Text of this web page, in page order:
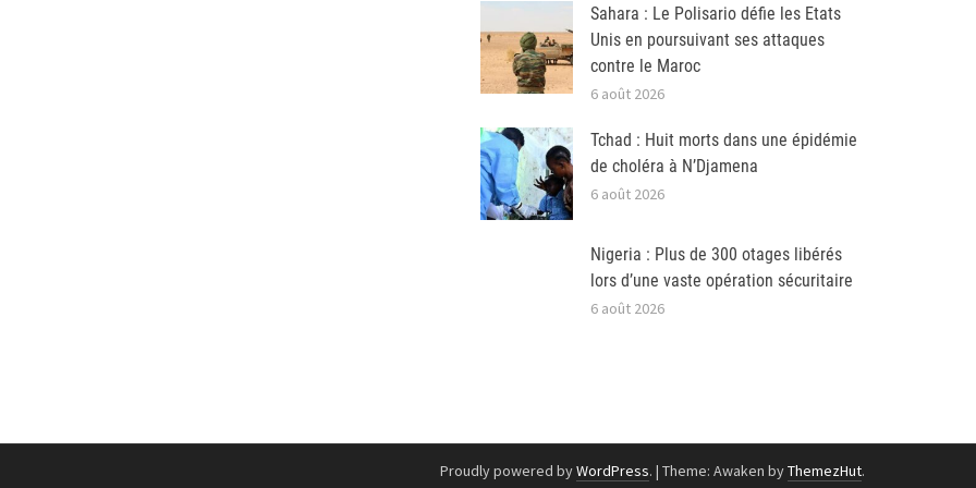
Sahara : Le Polisario défie les Etats
Unis en poursuivant ses attaques
contre le Maroc
6 août 2026
Tchad : Huit morts dans une épidémie
de choléra à N’Djamena
6 août 2026
Nigeria : Plus de 300 otages libérés
lors d’une vaste opération sécuritaire
6 août 2026
Proudly powered byWordPress. | Theme: Awaken byThemezHut.